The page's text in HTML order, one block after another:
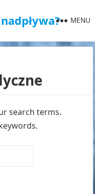
MENU
search terms.